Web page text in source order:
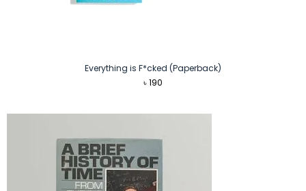
Everything is F*cked (Paperback)
৳190